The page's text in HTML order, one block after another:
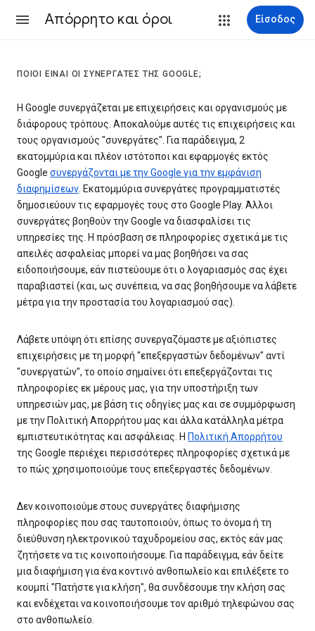
Απόρρητο και όροι Είσοδος
ΠΟΙΟΙ ΕΊΝΑΙ ΟΙ ΣΥΝΕΡΓΆΤΕΣ ΤΗΣ GOOGLE;
Η Google συνεργάζεται με επιχειρήσεις και οργανισμούς με
διάφορους τρόπους. Αποκαλούμε αυτές τις επιχειρήσεις και
τους οργανισμούς "συνεργάτες". Για παράδειγμα, 2
εκατομμύρια και πλέον ιστότοποι και εφαρμογές εκτός
Google συνεργάζονται με την Google για την εμφάνιση
διαφημίσεων. Εκατομμύρια συνεργάτες προγραμματιστές
δημοσιεύουν τις εφαρμογές τους στο Google Play. Άλλοι
συνεργάτες βοηθούν την Google να διασφαλίσει τις
υπηρεσίες της. Η πρόσβαση σε πληροφορίες σχετικά με τις
απειλές ασφαλείας μπορεί να μας βοηθήσει να σας
ειδοποιήσουμε, εάν πιστεύουμε ότι ο λογαριασμός σας έχει
παραβιαστεί (και, ως συνέπεια, να σας βοηθήσουμε να λάβετε
μέτρα για την προστασία του λογαριασμού σας).
Λάβετε υπόψη ότι επίσης συνεργαζόμαστε με αξιόπιστες
επιχειρήσεις με τη μορφή "επεξεργαστών δεδομένων" αντί
"συνεργατών", το οποίο σημαίνει ότι επεξεργάζονται τις
πληροφορίες εκ μέρους μας, για την υποστήριξη των
υπηρεσιών μας, με βάση τις οδηγίες μας και σε συμμόρφωση
με την Πολιτική Απορρήτου μας και άλλα κατάλληλα μέτρα
εμπιστευτικότητας και ασφάλειας. Η Πολιτική Απορρήτου
της Google περιέχει περισσότερες πληροφορίες σχετικά με
το πώς χρησιμοποιούμε τους επεξεργαστές δεδομένων.
Δεν κοινοποιούμε στους συνεργάτες διαφήμισης
πληροφορίες που σας ταυτοποιούν, όπως το όνομα ή τη
διεύθυνση ηλεκτρονικού ταχυδρομείου σας, εκτός εάν μας
ζητήσετε να τις κοινοποιήσουμε. Για παράδειγμα, εάν δείτε
μια διαφήμιση για ένα κοντινό ανθοπωλείο και επιλέξετε το
κουμπί "Πατήστε για κλήση", θα συνδέσουμε την κλήση σας
και ενδέχεται να κοινοποιήσουμε τον αριθμό τηλεφώνου σας
στο ανθοπωλείο.